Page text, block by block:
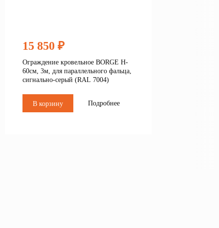
15 850 ₽
Ограждение кровельное BORGE H-
60см, 3м, для параллельного фальца,
сигнально-серый (RAL 7004)
В корзину Подробнее